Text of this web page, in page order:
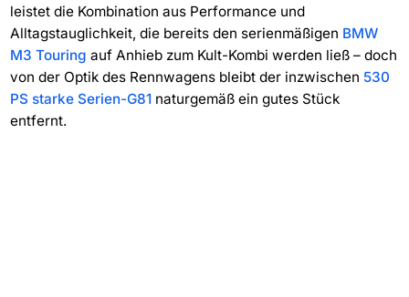
leistet die Kombination aus Performance und
Alltagstauglichkeit, die bereits den serienmäßigen BMW
M3 Touring auf Anhieb zum Kult-Kombi werden ließ – doch
von der Optik des Rennwagens bleibt der inzwischen 530
PS starke Serien-G81naturgemäß ein gutes Stück
entfernt.